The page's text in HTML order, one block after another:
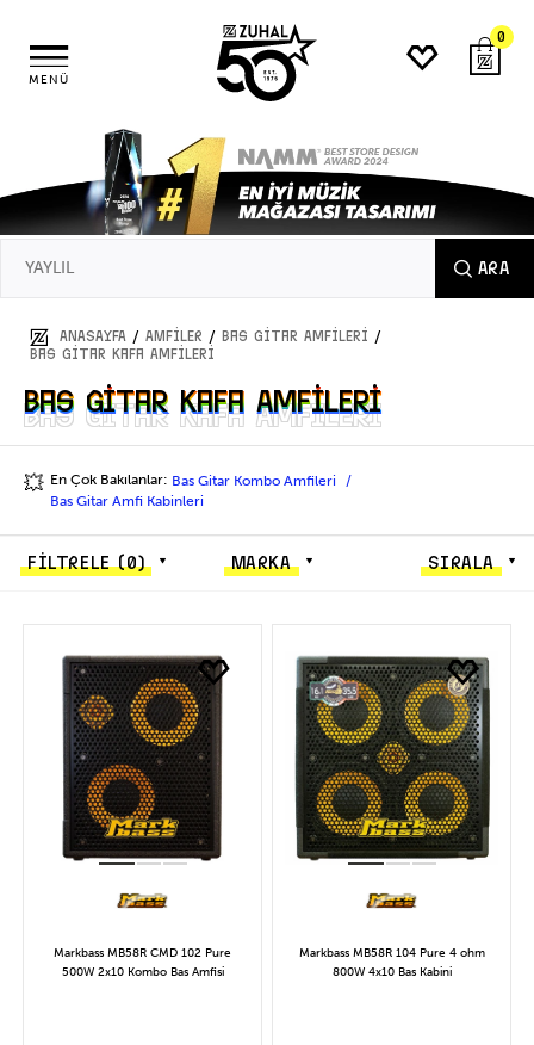
MENÜ
0
ARA
ANASAYFA / AMFİLER / Bas Gitar Amfileri /
Bas Gitar Kafa Amfileri
Bas Gitar Kafa Amfileri
Bas Gitar Kafa Amfileri
💥 En Çok Bakılanlar: Bas Gitar Kombo Amfileri
Bas Gitar Amfi Kabinleri
FİLTRELE(0) MARKA SIRALA
Markbass MB58R CMD 102 Pure
500W 2x10 Kombo Bas Amfisi
Markbass MB58R 104 Pure 4 ohm
800W 4x10 Bas Kabini